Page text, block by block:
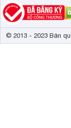
© 2013 - 2023 Bản